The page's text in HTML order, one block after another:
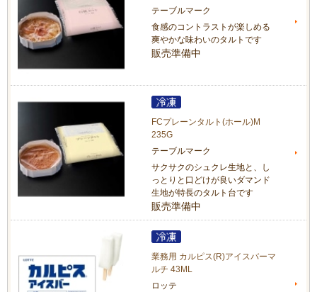
テーブルマーク
食感のコントラストが楽しめる
爽やかな味わいのタルトです
販売準備中
FCプレーンタルト(ホール)M
235G
テーブルマーク
サクサクのシュクレ生地と、し
っとりと口どけが良いダマンド
生地が特長のタルト台です
販売準備中
業務用 カルピス(R)アイスバーマ
ルチ 43ML
ロッテ